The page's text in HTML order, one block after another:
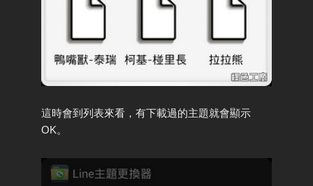
這時會到列表來看，有下載過的主題就會顯示
OK。